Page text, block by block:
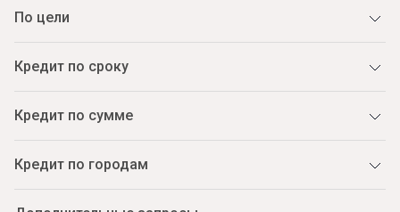
По цели
Кредит по сроку
Кредит по сумме
Кредит по городам